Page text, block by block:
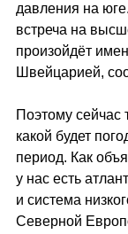
давления на
встреча на
произойдёт
Швейцарией,
Поэтому сейчас
какой будет
период. Как
у нас есть
и система
Северной